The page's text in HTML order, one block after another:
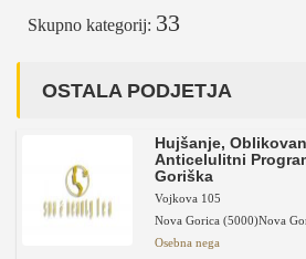
Skupno kategorij: 33
OSTALA PODJETJA
Hujšanje,
Anticelulitni
Goriška
Vojkova 105
Nova Gorica (5000)Nova
Osebna nega